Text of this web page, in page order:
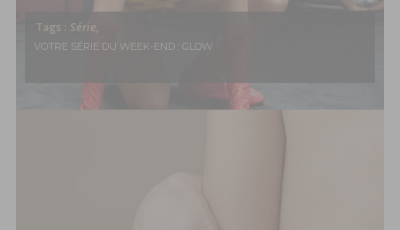
Tags : Série,
VOTRE SÉRIE DU WEEK-END : GLOW